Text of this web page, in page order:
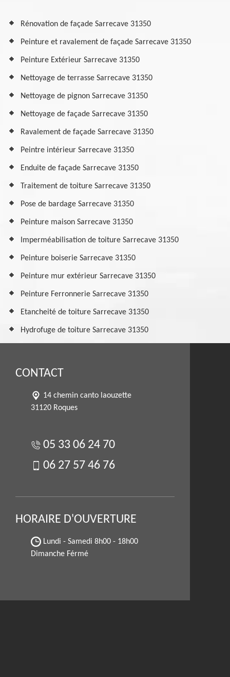
Rénovation de façade Sarrecave 31350
Peinture et ravalement de façade Sarrecave 31350
Peinture Extérieur Sarrecave 31350
Nettoyage de terrasse Sarrecave 31350
Nettoyage de pignon Sarrecave 31350
Nettoyage de façade Sarrecave 31350
Ravalement de façade Sarrecave 31350
Peintre intérieur Sarrecave 31350
Enduite de façade Sarrecave 31350
Traitement de toiture Sarrecave 31350
Pose de bardage Sarrecave 31350
Peinture maison Sarrecave 31350
Imperméabilisation de toiture Sarrecave 31350
Peinture boiserie Sarrecave 31350
Peinture mur extérieur Sarrecave 31350
Peinture Ferronnerie Sarrecave 31350
Etancheité de toiture Sarrecave 31350
Hydrofuge de toiture Sarrecave 31350
CONTACT
14 chemin canto laouzette
31120 Roques
05 33 06 24 70
06 27 57 46 76
HORAIRE D'OUVERTURE
Lundi - Samedi 8h00 - 18h00
Dimanche Férmé